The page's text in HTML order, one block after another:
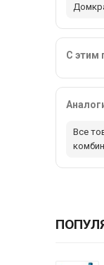
С этим
Все